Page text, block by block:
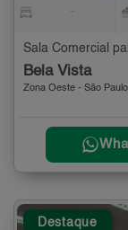
Sala Comercial
Bela Vista
Zona Oeste - São Paulo
Destaque